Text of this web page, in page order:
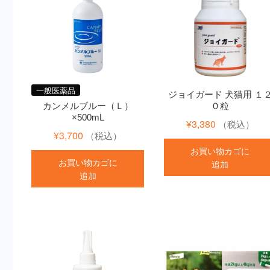
一般医薬品
カンメルブルー（Ｌ）
×500mL
¥3,700 （税込）
お買い物カゴに
追加
ジョイガード 犬猫用 １
０粒
¥3,380 （税込）
お買い物カゴに
追加